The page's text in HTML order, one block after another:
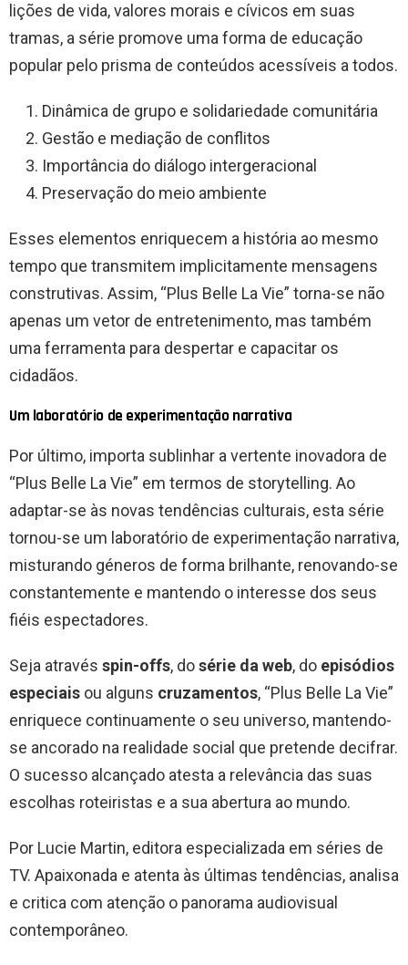
lições de vida, valores morais e cívicos em suas
tramas, a série promove uma forma de educação
popular pelo prisma de conteúdos acessíveis a todos.
Dinâmica de grupo e solidariedade comunitária
Gestão e mediação de conflitos
Importância do diálogo intergeracional
Preservação do meio ambiente
Esses elementos enriquecem a história ao mesmo
tempo que transmitem implicitamente mensagens
construtivas. Assim, “Plus Belle La Vie” torna-se não
apenas um vetor de entretenimento, mas também
uma ferramenta para despertar e capacitar os
cidadãos.
Um laboratório de experimentação narrativa
Por último, importa sublinhar a vertente inovadora de
“Plus Belle La Vie” em termos de storytelling. Ao
adaptar-se às novas tendências culturais, esta série
tornou-se um laboratório de experimentação narrativa,
misturando géneros de forma brilhante, renovando-se
constantemente e mantendo o interesse dos seus
fiéis espectadores.
Seja através spin-offs, dosérie da web, do episódios
especiais ou alguns cruzamentos, “Plus Belle La Vie”
enriquece continuamente o seu universo, mantendo-
se ancorado na realidade social que pretende decifrar.
O sucesso alcançado atesta a relevância das suas
escolhas roteiristas e a sua abertura ao mundo.
Por Lucie Martin, editora especializada em séries de
TV. Apaixonada e atenta às últimas tendências, analisa
e critica com atenção o panorama audiovisual
contemporâneo.